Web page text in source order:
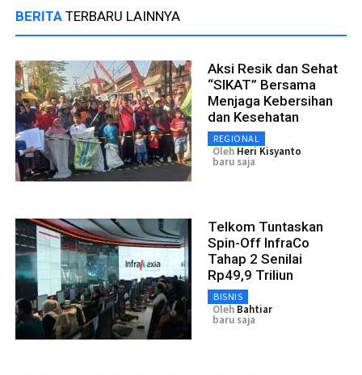
BERITA TERBARU LAINNYA
Aksi Resik dan Sehat
“SIKAT” Bersama
Menjaga Kebersihan
dan Kesehatan
REGIONAL
Oleh Heri Kisyanto
baru saja
Telkom Tuntaskan
Spin-Off InfraCo
Tahap 2 Senilai
Rp49,9 Triliun
BISNIS
Oleh Bahtiar
baru saja